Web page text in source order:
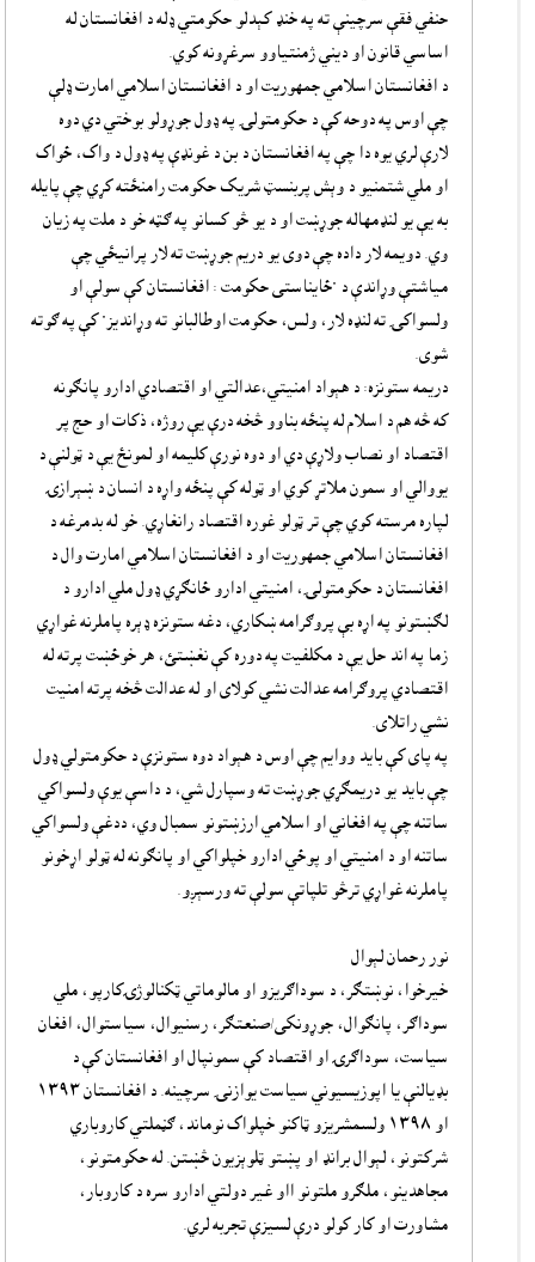
حنفي فقې سرچينې ته په خنډ کېدلو حکومتي ډله د افغانستان له
اساسي قانون او ديني ژمنتياوو سرغړونه کوي.
د افغانستان اسلامي جمهوريت او د افغانستان اسلامي امارت ډلې
چې اوس په دوحه کې د حکومتولۍ په ډول جوړولو بوختي دي دوه
لارې لري يوه دا چې په افغانستان د بن د غونډې په ډول د واک، ځواک
او ملي شتمنيو د وېش پربنسټ شريک حکومت رامنځته کړي چې پايله
به يې يو لنډمهاله جوړښت او د يو څو کسانو په ګټه خو د ملت په زيان
وي. دويمه لار داده چې دوى يو دريم جوړښت ته لار پرانيځي چې
مياشتې وړاندې د "ځايناستى حکومت : افغانستان کې سولې او
ولسواکۍ ته لنډه لار، ولس، حکومت اوطالبانو ته وړانديز" کې په ګوته
شوى.
دريمه ستونزه: د هېواد امنيتي،عدالتي او اقتصادي ادارو پانګونه
که څه هم د اسلام له پنځه بناوو څخه درې يې روژه، ذکات او حج پر
اقتصاد او نصاب ولاړې دي او دوه نورې کليمه او لمونځ يې د ټولنې د
يووالي او سمون ملاتړ کوي او ټوله کې پنځه واړه د انسان د ښېرازۍ
لپاره مرسته کوي چې تر ټولو غوره اقتصاد رانغاړي. خو له بدمرغه د
افغانستان اسلامي جمهوريت او د افغانستان اسلامي امارت وال د
افغانستان د حکومتولۍ، امنيتي ادارو ځانګړي ډول ملي ادارو د
لګښتونو په اړه بې پروګرامه ښکاري، دغه ستونزه ډېره پاملرنه غواړي
زما په اند حل يې د مکلفيت په دوره کې نغښتئ، هر خوځښت پرته له
اقتصادي پروګرامه عدالت نشي کولاى او له عدالت څخه پرته امنيت
نشي راتلاى.
په پاى کې بايد ووايم چې اوس د هېواد دوه ستونزې د حکومتولي ډول
چې بايد يو دريمګړي جوړښت ته وسپارل شي، د داسې يوې ولسواکي
ساتنه چې په افغاني او اسلامي ارزښتونو سمبال وي، ددغې ولسواکي
ساتنه او د امنيتي او پوځي ادارو خپلواکي او پانګونه له ټولو اړخونو
پاملرنه غواړي ترڅو تلپاتې سولې ته ورسېږو.
نور رحمان لېوال
خيرخوا، نوښتګر، د سوداګريزو او مالوماتي ټکنالوژۍکارپو، ملي
سوداګر، پانګوال، جوړونکى/صنعتګر، رسنيوال، سياستوال، افغان
سياست، سوداګرۍ او اقتصاد کې سمونپال او افغانستان کې د
بډيالنې يا اپوزيسيوني سياست يوازنۍ سرچينه. د افغانستان ١٣٩٣
او ١٣٩٨ ولسمشريزو ټاکنو خپلواک نوماند، ګڼملتي کاروباري
شرکتونو، لېوال برانډ او پښتو ټلوېزيون څښتن. له حکومتونو،
مجاهدينو، ملګرو ملتونو ااو غير دولتي ادارو سره د کاروبار،
مشاورت او کار کولو درې لسيزې تجربه لري.